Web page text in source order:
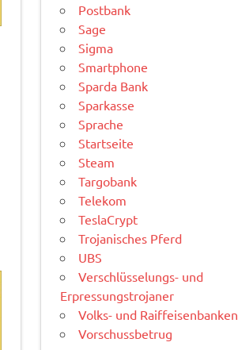
Postbank
Sage
Sigma
Smartphone
Sparda Bank
Sparkasse
Sprache
Startseite
Steam
Targobank
Telekom
TeslaCrypt
Trojanisches Pferd
UBS
Verschlüsselungs- und
Erpressungstrojaner
Volks- und Raiffeisenbanken
Vorschussbetrug